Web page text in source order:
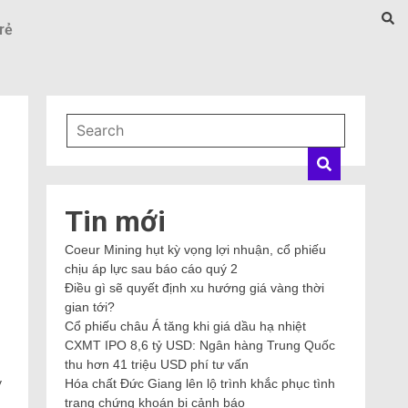
Tin mới
Coeur Mining hụt kỳ vọng lợi nhuận, cổ phiếu
chịu áp lực sau báo cáo quý 2
Điều gì sẽ quyết định xu hướng giá vàng thời
gian tới?
Cổ phiếu châu Á tăng khi giá dầu hạ nhiệt
CXMT IPO 8,6 tỷ USD: Ngân hàng Trung Quốc
thu hơn 41 triệu USD phí tư vấn
Hóa chất Đức Giang lên lộ trình khắc phục tình
trạng chứng khoán bị cảnh báo